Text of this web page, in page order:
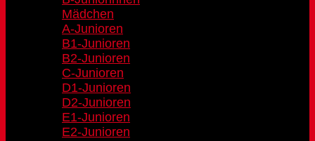
Mädchen
A-Junioren
B1-Junioren
B2-Junioren
C-Junioren
D1-Junioren
D2-Junioren
E1-Junioren
E2-Junioren